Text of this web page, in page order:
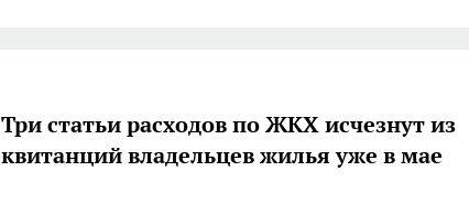
Три статьи расходов по ЖКХ исчезнут из
квитанций владельцев жилья уже в мае